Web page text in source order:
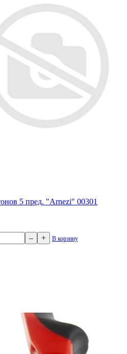
5 пред. "Arnezi" 00301
– + В корзину